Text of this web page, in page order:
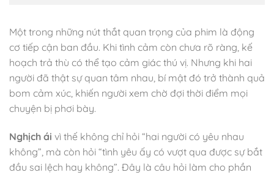
Một trong những nút thắt quan trọng của phim là động
cơ tiếp cận ban đầu. Khi tình cảm còn chưa rõ ràng, kế
hoạch trả thù có thể tạo cảm giác thú vị. Nhưng khi hai
người đã thật sự quan tâm nhau, bí mật đó trở thành quả
bom cảm xúc, khiến người xem chờ đợi thời điểm mọi
chuyện bị phơi bày.
Nghịch ái vì thế không chỉ hỏi “hai người có yêu nhau
không”, mà còn hỏi “tình yêu ấy có vượt qua được sự bắt
đầu sai lệch hay không”. Đây là câu hỏi làm cho phần